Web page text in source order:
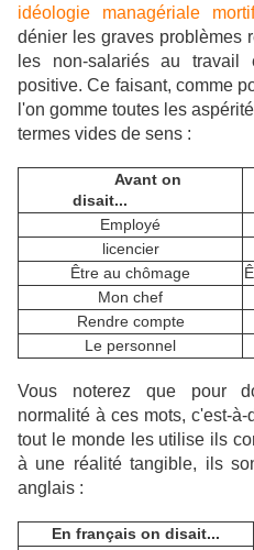
idéologie managériale
dénier les graves problèmes
les non-salariés au travail
positive. Ce faisant, comme
l'on gomme toutes les
termes vides de sens :
Avant on
disait...
Employé
licencier
Être au chômage
Mon chef
Rendre compte
Le personnel
Vous noterez que pour
normalité à ces mots, c'est-
tout le monde les utilise ils
à une réalité tangible, ils
anglais :
En français on disait...